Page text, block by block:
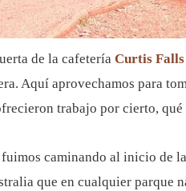
de la cafetería Curtis Falls
Aquí aprovechamos para
trabajo por cierto,
caminando al inicio de
que en cualquier parque